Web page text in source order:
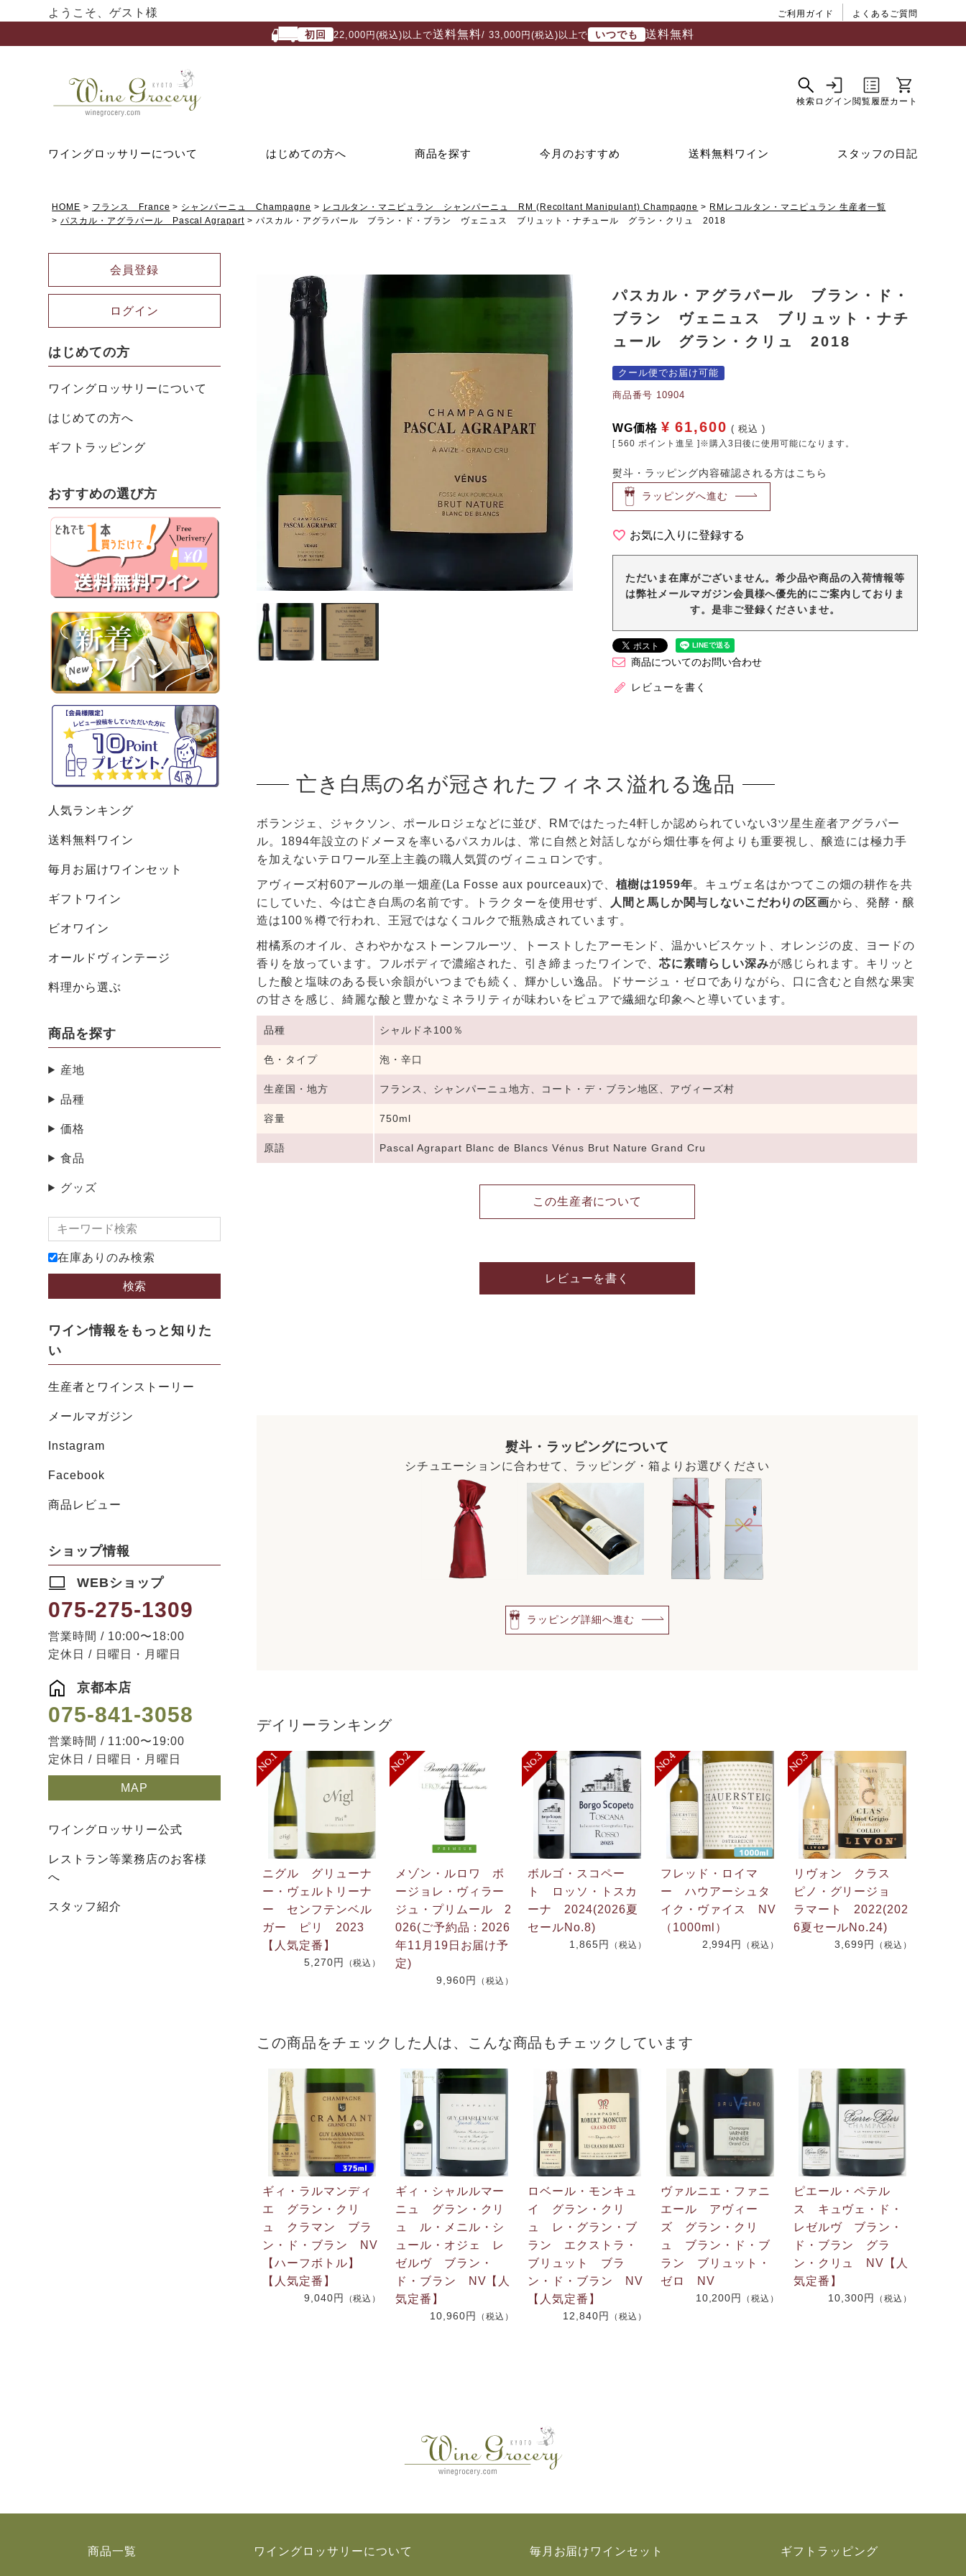
ようこそ、ゲスト様 ご利用ガイド よくあるご質問
初回 22,000円(税込)以上で送料無料/ 33,000円(税込)以上で いつでも 送料無料
ワイングロッサリーについて はじめての方へ 商品を探す 今月のおすすめ 送料無料ワイン スタッフの日記
HOME フランス France シャンパーニュ Champagne レコルタン・マニピュラン シャンパーニュ RM (Recoltant Manipulant) Champagne
RMレコルタン・マニピュラン 生産者一覧
パスカル・アグラパール Pascal Agrapart
パスカル・アグラパール ブラン・ド・ブラン ヴェニュス ブリュット・ナチュール グラン・クリュ 2018
会員登録
ログイン
はじめての方
ワイングロッサリーについて
はじめての方へ
ギフトラッピング
おすすめの選び方
人気ランキング
送料無料ワイン
毎月お届けワインセット
ギフトワイン
ビオワイン
オールドヴィンテージ
料理から選ぶ
商品を探す
産地
品種
価格
食品
グッズ
在庫ありのみ検索
検索
ワイン情報をもっと知りた
い
生産者とワインストーリー
メールマガジン
Instagram
Facebook
商品レビュー
ショップ情報
WEBショップ
075-275-1309
営業時間 / 10:00〜18:00
定休日 / 日曜日・月曜日
京都本店
075-841-3058
営業時間 / 11:00〜19:00
定休日 / 日曜日・月曜日
MAP
ワイングロッサリー公式
レストラン等業務店のお客様
へ
スタッフ紹介
パスカル・アグラパール ブラン・ド・
ブラン ヴェニュス ブリュット・ナチ
ュール グラン・クリュ 2018
クール便でお届け可能
商品番号 10904
WG価格 ¥ 61,600 税込
[ 560 ポイント進呈 ]※購入3日後に使用可能になります。
熨斗・ラッピング内容確認される方はこちら
ラッピングへ進む
お気に入りに登録する
ただいま在庫がございません。希少品や商品の入荷情報等
は弊社メールマガジン会員様へ優先的にご案内しておりま
す。是非ご登録くださいませ。
商品についてのお問い合わせ
レビューを書く
亡き白馬の名が冠されたフィネス溢れる逸品
ボランジェ、ジャクソン、ポールロジェなどに並び、RMではたった4軒しか認められていない3ツ星生産者アグラパー
ル。1894年設立のドメーヌを率いるパスカルは、常に自然と対話しながら畑仕事を何よりも重要視し、醸造には極力手
を加えないテロワール至上主義の職人気質のヴィニュロンです。
アヴィーズ村60アールの単一畑産(La Fosse aux pourceaux)で、 植樹は1959年。キュヴェ名はかつてこの畑の耕作を共
にしていた、今は亡き白馬の名前です。トラクターを使用せず、
人間と馬しか関与しないこだわりの区画から、発酵・醸
造は100％樽で行われ、王冠ではなくコルクで瓶熟成されています。
柑橘系のオイル、さわやかなストーンフルーツ、トーストしたアーモンド、温かいビスケット、オレンジの皮、ヨードの
香りを放っています。フルボディで濃縮された、引き締まったワインで、 芯に素晴らしい深みが感じられます。キリッと
した酸と塩味のある長い余韻がいつまでも続く、輝かしい逸品。ドサージュ・ゼロでありながら、口に含むと自然な果実
の甘さを感じ、綺麗な酸と豊かなミネラリティが味わいをピュアで繊細な印象へと導いています。
品種 シャルドネ100％
色・タイプ 泡・辛口
生産国・地方 フランス、シャンパーニュ地方、コート・デ・ブラン地区、アヴィーズ村
容量 750ml
原語 Pascal Agrapart Blanc de Blancs Vénus Brut Nature Grand Cru
この生産者について
レビューを書く
熨斗・ラッピングについて
シチュエーションに合わせて、ラッピング・箱よりお選びください
ラッピング詳細へ進む
デイリーランキング
ニグル グリューナ
ー・ヴェルトリーナ
ー センフテンベル
ガー ピリ 2023
【人気定番】
5,270円 （税込）
メゾン・ルロワ ボ
ージョレ・ヴィラー
ジュ・プリムール 2
026(ご予約品：2026
年11月19日お届け予
定)
9,960円 （税込）
ボルゴ・スコペー
ト ロッソ・トスカ
ーナ 2024(2026夏
セールNo.8)
1,865円 （税込）
フレッド・ロイマ
ー ハウアーシュタ
イク・ヴァイス NV
（1000ml）
2,994円 （税込）
リヴォン クラス
ピノ・グリージョ
ラマート 2022(202
6夏セールNo.24)
3,699円 （税込）
この商品をチェックした人は、こんな商品もチェックしています
ギィ・ラルマンディ
エ グラン・クリ
ュ クラマン ブラ
ン・ド・ブラン NV
【ハーフボトル】
【人気定番】
9,040円 （税込）
ギィ・シャルルマー
ニュ グラン・クリ
ュ ル・メニル・シ
ュール・オジェ レ
ゼルヴ ブラン・
ド・ブラン NV【人
気定番】
10,960円 （税込）
ロベール・モンキュ
イ グラン・クリ
ュ レ・グラン・ブ
ラン エクストラ・
ブリュット ブラ
ン・ド・ブラン NV
【人気定番】
12,840円 （税込）
ヴァルニエ・ファニ
エール アヴィー
ズ グラン・クリ
ュ ブラン・ド・ブ
ラン ブリュット・
ゼロ NV
10,200円 （税込）
ピエール・ペテル
ス キュヴェ・ド・
レゼルヴ ブラン・
ド・ブラン グラ
ン・クリュ NV【人
気定番】
10,300円 （税込）
商品一覧 ワイングロッサリーについて 毎月お届けワインセット ギフトラッピング